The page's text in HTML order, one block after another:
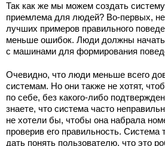
Так как же мы можем создать
приемлема для людей? Во-первых,
лучших примеров правильного
меньше ошибок. Люди должны начать
с машинами для формирования
Очевидно, что люди меньше всего
системам. Но они также не хотят,
по себе, без какого-либо
знаете, что система часто
не хотели бы, чтобы она набрала
проверив его правильность. Система
дать понять пользователю, что это